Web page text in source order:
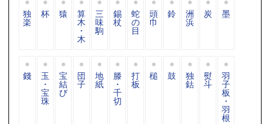
独
楽
杯 猿 算
木
・
木
三
味
駒
錫
杖
蛇
の
目
頭
巾
鈴 洲
浜
炭 墨
錢 玉
・
宝
珠
宝
結
び
団
子
地
紙
滕
・
千
切
打
板
槌 鼓 独
鈷
熨
斗
羽
子
板
・
羽
根